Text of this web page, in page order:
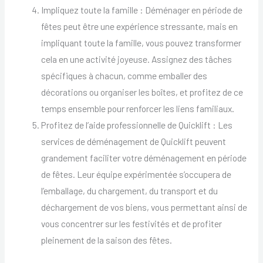
Impliquez toute la famille : Déménager en période de
fêtes peut être une expérience stressante, mais en
impliquant toute la famille, vous pouvez transformer
cela en une activité joyeuse. Assignez des tâches
spécifiques à chacun, comme emballer des
décorations ou organiser les boîtes, et profitez de ce
temps ensemble pour renforcer les liens familiaux.
Profitez de l’aide professionnelle de Quicklift : Les
services de déménagement de Quicklift peuvent
grandement faciliter votre déménagement en période
de fêtes. Leur équipe expérimentée s’occupera de
l’emballage, du chargement, du transport et du
déchargement de vos biens, vous permettant ainsi de
vous concentrer sur les festivités et de profiter
pleinement de la saison des fêtes.